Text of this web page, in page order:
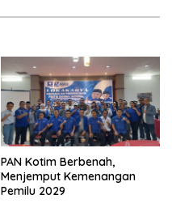
PAN Kotim Berbenah,
Menjemput Kemenangan
Pemilu 2029